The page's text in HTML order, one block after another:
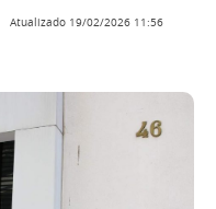
Atualizado 19/02/2026 11:56